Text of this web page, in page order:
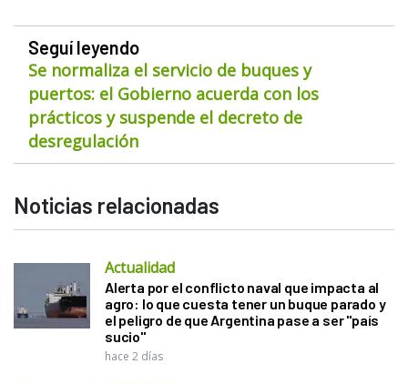
Seguí leyendo
Se normaliza el servicio de buques y
puertos: el Gobierno acuerda con los
prácticos y suspende el decreto de
desregulación
Noticias relacionadas
Actualidad
Alerta por el conflicto naval que impacta al
agro: lo que cuesta tener un buque parado y
el peligro de que Argentina pase a ser "país
sucio"
hace 2 días